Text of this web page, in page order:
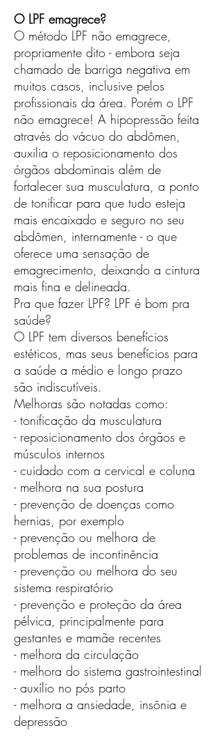
O LPF emagrece?
O método LPF não emagrece,
propriamente dito - embora seja
chamado de barriga negativa em
muitos casos, inclusive pelos
profissionais da área. Porém o LPF
não emagrece! A hipopressão feita
através do vácuo do abdômen,
auxilia o reposicionamento dos
órgãos abdominais além de
fortalecer sua musculatura, a ponto
de tonificar para que tudo esteja
mais encaixado e seguro no seu
abdômen, internamente - o que
oferece uma sensação de
emagrecimento, deixando a cintura
mais fina e delineada.
Pra que fazer LPF? LPF é bom pra
saúde?
O LPF tem diversos benefícios
estéticos, mas seus benefícios para
a saúde a médio e longo prazo
são indiscutíveis.
Melhoras são notadas como:
- tonificação da musculatura
- reposicionamento dos órgãos e
músculos internos
- cuidado com a cervical e coluna
- melhora na sua postura
- prevenção de doenças como
hernias, por exemplo
- prevenção ou melhora de
problemas de incontinência
- prevenção ou melhora do seu
sistema respiratório
- prevenção e proteção da área
pélvica, principalmente para
gestantes e mamãe recentes
- melhora da circulação
- melhora do sistema gastrointestinal
- auxílio no pós parto
- melhora a ansiedade, insônia e
depressão